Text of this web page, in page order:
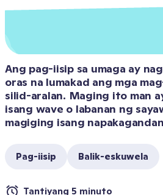
Ang pag-iisip sa umaga ay
oras na lumakad ang mga
silid-aralan. Maging ito man
isang wave o labanan ng
magiging isang
Pag-iisip Balik-eskuwela
Tantiyang 5 minuto